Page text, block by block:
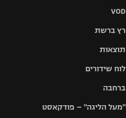
VOD
רץ ברשת
תוצאות
לוח שידורים
ברחבה
"מעל הליגה" – פודקאסט